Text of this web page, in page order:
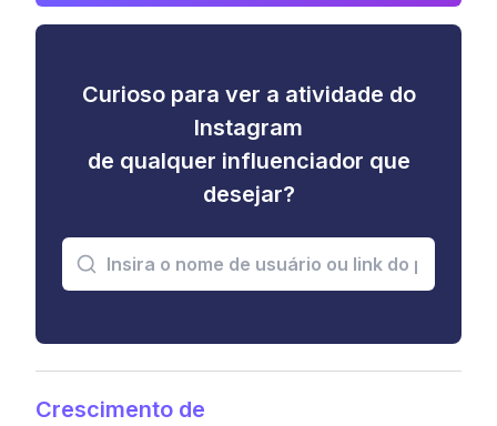
Curioso para ver a atividade do
Instagram
de qualquer influenciador que
desejar?
Crescimento de